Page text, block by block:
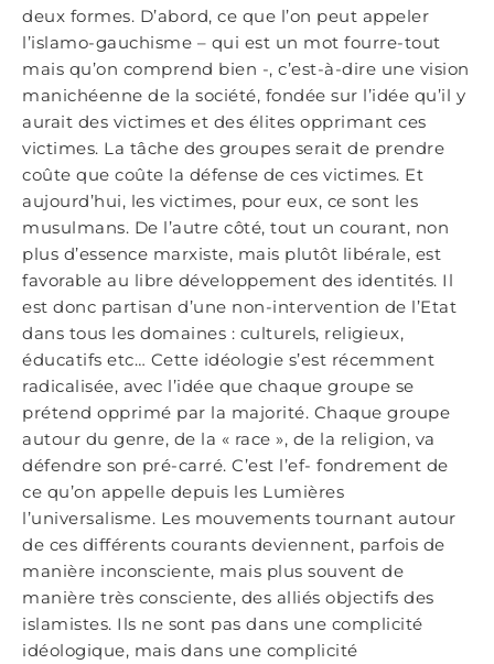
deux formes. D’abord, ce que l’on peut appeler
l’islamo-gauchisme – qui est un mot fourre-tout
mais qu’on comprend bien -, c’est-à-dire une vision
manichéenne de la société, fondée sur l’idée qu’il y
aurait des victimes et des élites opprimant ces
victimes. La tâche des groupes serait de prendre
coûte que coûte la défense de ces victimes. Et
aujourd’hui, les victimes, pour eux, ce sont les
musulmans. De l’autre côté, tout un courant, non
plus d’essence marxiste, mais plutôt libérale, est
favorable au libre développement des identités. Il
est donc partisan d’une non-intervention de l’Etat
dans tous les domaines : culturels, religieux,
éducatifs etc… Cette idéologie s’est récemment
radicalisée, avec l’idée que chaque groupe se
prétend opprimé par la majorité. Chaque groupe
autour du genre, de la « race », de la religion, va
défendre son pré-carré. C’est l’ef- fondrement de
ce qu’on appelle depuis les Lumières
l’universalisme. Les mouvements tournant autour
de ces différents courants deviennent, parfois de
manière inconsciente, mais plus souvent de
manière très consciente, des alliés objectifs des
islamistes. Ils ne sont pas dans une complicité
idéologique, mais dans une complicité